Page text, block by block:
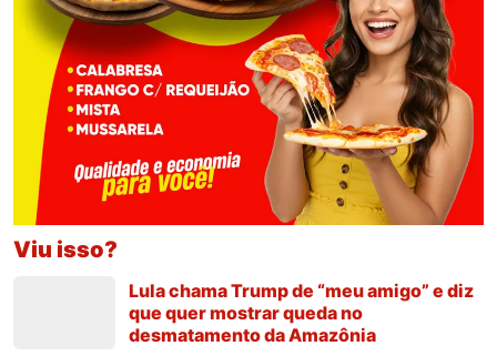
Viu isso?
Lula chama Trump de “meu amigo” e diz
que quer mostrar queda no
desmatamento da Amazônia